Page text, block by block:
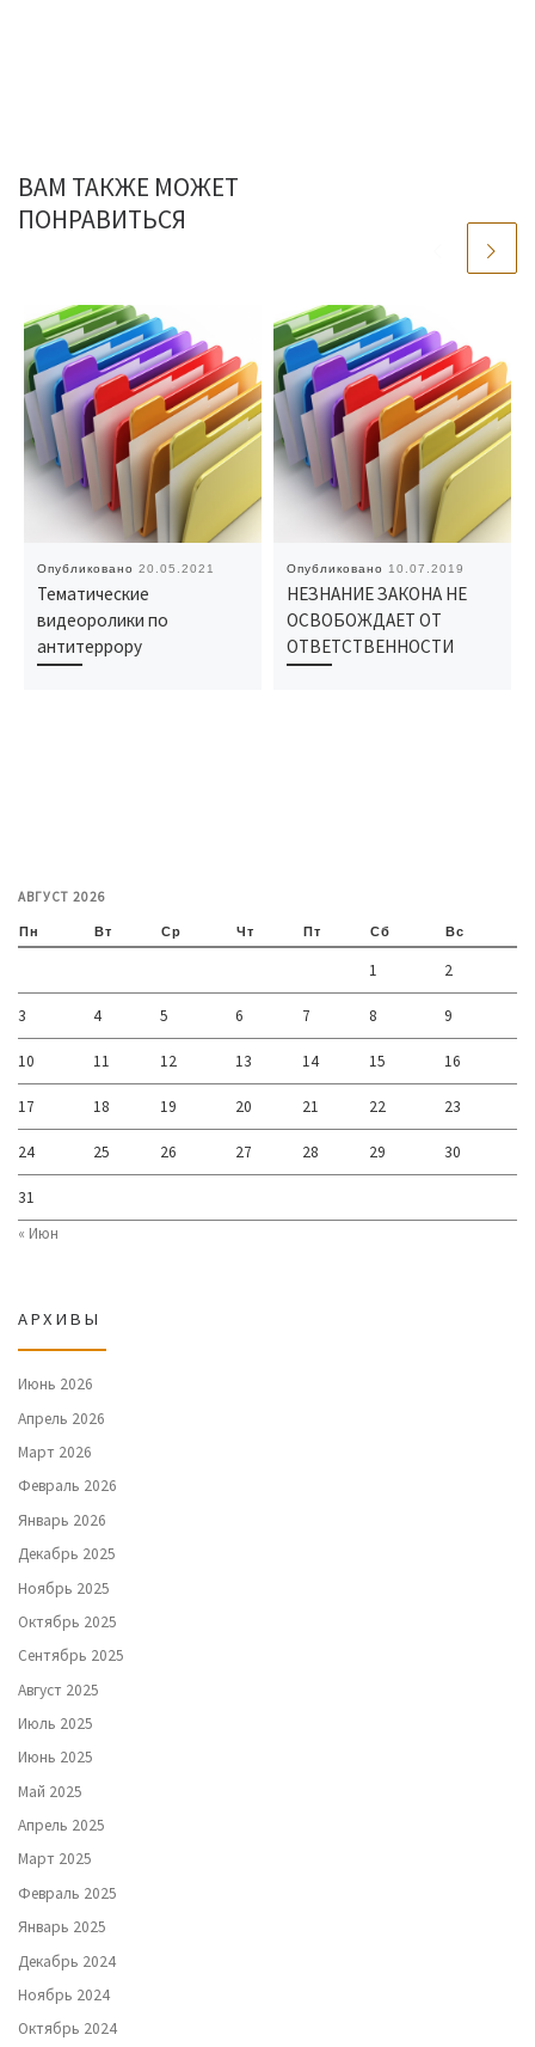
ВАМ ТАКЖЕ МОЖЕТ
ПОНРАВИТЬСЯ
Опубликовано 20.05.2021
Тематические
видеоролики по
антитеррору
Опубликовано 10.07.2019
НЕЗНАНИЕ ЗАКОНА НЕ
ОСВОБОЖДАЕТ ОТ
ОТВЕТСТВЕННОСТИ
АВГУСТ 2026
Пн Вт Ср Чт Пт Сб Вс
1 2
3 4 5 6 7 8 9
10 11 12 13 14 15 16
17 18 19 20 21 22 23
24 25 26 27 28 29 30
31
« Июн
АРХИВЫ
Июнь 2026
Апрель 2026
Март 2026
Февраль 2026
Январь 2026
Декабрь 2025
Ноябрь 2025
Октябрь 2025
Сентябрь 2025
Август 2025
Июль 2025
Июнь 2025
Май 2025
Апрель 2025
Март 2025
Февраль 2025
Январь 2025
Декабрь 2024
Ноябрь 2024
Октябрь 2024